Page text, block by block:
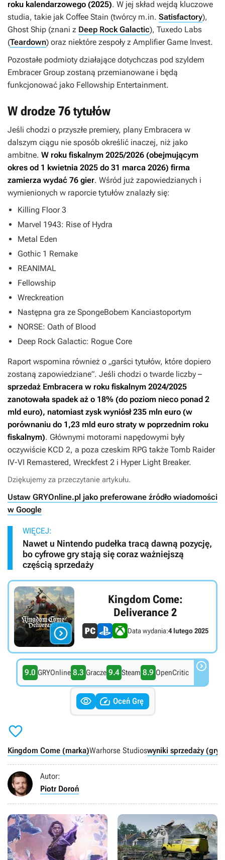
roku kalendarzowego (2025). W jej skład wejdą kluczowe
studia, takie jak Coffee Stain (twórcy m.in. Satisfactory),
Ghost Ship (znani z Deep Rock Galactic), Tuxedo Labs
(Teardown) oraz niektóre zespoły z Amplifier Game Invest.
Pozostałe podmioty działające dotychczas pod szyldem
Embracer Group zostaną przemianowane i będą
funkcjonować jako Fellowship Entertainment.
W drodze 76 tytułów
Jeśli chodzi o przyszłe premiery, plany Embracera w
dalszym ciągu nie sposób określić inaczej, niż jako
ambitne. W roku fiskalnym 2025/2026 (obejmującym
okres od 1 kwietnia 2025 do 31 marca 2026) firma
zamierza wydać 76 gier. Wśród już zapowiedzianych i
wymienionych w raporcie tytułów znalazły się:
Killing Floor 3
Marvel 1943: Rise of Hydra
Metal Eden
Gothic 1 Remake
REANIMAL
Fellowship
Wreckreation
Następna gra ze SpongeBobem Kanciastoportym
NORSE: Oath of Blood
Deep Rock Galactic: Rogue Core
Raport wspomina również o „garści tytułów, które dopiero
zostaną zapowiedziane”. Jeśli chodzi o twarde liczby –
sprzedaż Embracera w roku fiskalnym 2024/2025
zanotowała spadek aż o 18% (do poziom nieco ponad 2
mld euro), natomiast zysk wyniósł 235 mln euro (w
porównaniu do 1,23 mld euro straty w poprzednim roku
fiskalnym). Głównymi motorami napędowymi były
oczywiście KCD 2, a poza czeskim RPG także Tomb Raider
IV-VI Remastered, Wreckfest 2 i Hyper Light Breaker.
Dziękujemy za przeczytanie artykułu.
Ustaw GRYOnline.pl jako preferowane źródło wiadomości
w Google
WIĘCEJ:
Nawet u Nintendo pudełka tracą dawną pozycję,
bo cyfrowe gry stają się coraz ważniejszą
częścią sprzedaży

Kingdom Come:
Deliverance 2
Data wydania:4 lutego 2025
9.0 GRYOnline 8.3 Gracze 9.4 Steam 8.9 OpenCritic 
  Oceń Grę

Kingdom Come (marka)Warhorse Studioswyniki sprzedaży (gry)
Autor:
Piotr Doroń